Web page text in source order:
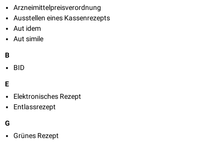
Arzneimittelpreisverordnung
Ausstellen eines Kassenrezepts
Aut idem
Aut simile
B
BID
E
Elektronisches Rezept
Entlassrezept
G
Grünes Rezept